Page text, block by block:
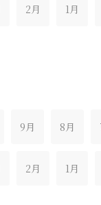
2月 1月
9月 8月
2月 1月